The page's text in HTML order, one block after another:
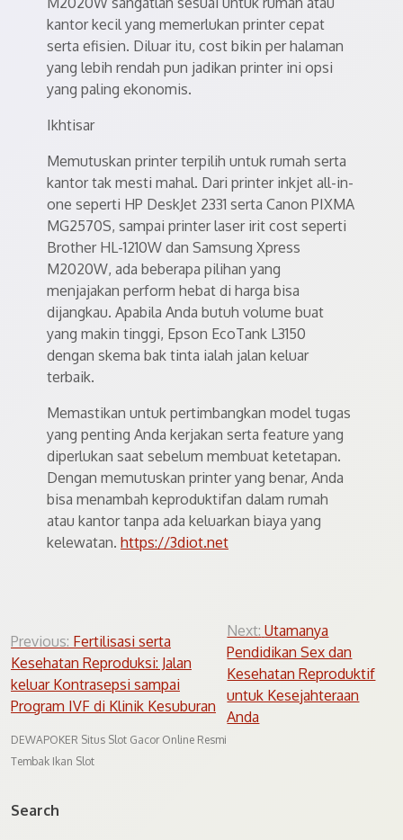
kantor kecil yang memerlukan printer cepat
serta efisien. Diluar itu, cost bikin per halaman
yang lebih rendah pun jadikan printer ini opsi
yang paling ekonomis.
Ikhtisar
Memutuskan printer terpilih untuk rumah serta
kantor tak mesti mahal. Dari printer inkjet all-in-
one seperti HP DeskJet 2331 serta Canon PIXMA
MG2570S, sampai printer laser irit cost seperti
Brother HL-1210W dan Samsung Xpress
M2020W, ada beberapa pilihan yang
menjajakan perform hebat di harga bisa
dijangkau. Apabila Anda butuh volume buat
yang makin tinggi, Epson EcoTank L3150
dengan skema bak tinta ialah jalan keluar
terbaik.
Memastikan untuk pertimbangkan model tugas
yang penting Anda kerjakan serta feature yang
diperlukan saat sebelum membuat ketetapan.
Dengan memutuskan printer yang benar, Anda
bisa menambah keproduktifan dalam rumah
atau kantor tanpa ada keluarkan biaya yang
kelewatan. https://3diot.net
Post
navigation
Previous: Fertilisasi serta
Kesehatan Reproduksi: Jalan
keluar Kontrasepsi sampai
Program IVF di Klinik Kesuburan
Next: Utamanya
Pendidikan Sex dan
Kesehatan Reproduktif
untuk Kesejahteraan
Anda
DEWAPOKER Situs Slot Gacor Online Resmi
Tembak Ikan Slot
Search